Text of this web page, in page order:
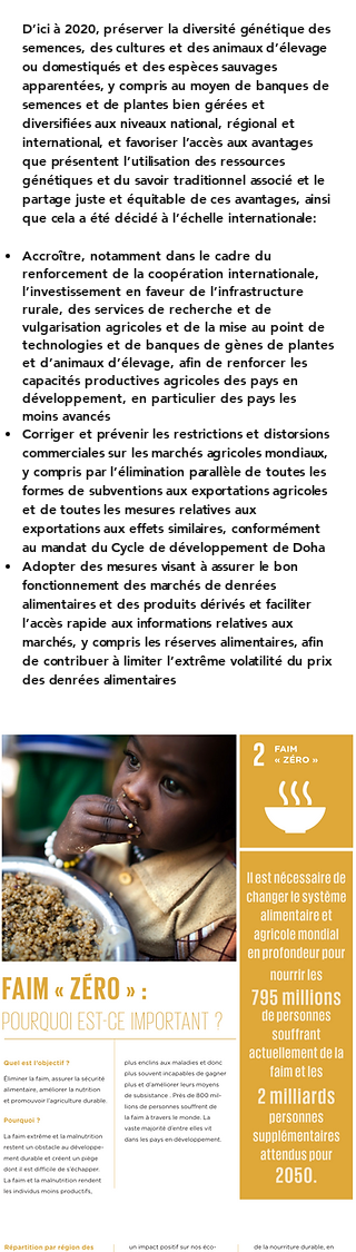
D’ici à 2020, préserver la diversité génétique des
semences, des cultures et des animaux d’élevage
ou domestiqués et des espèces sauvages
apparentées, y compris au moyen de banques de
semences et de plantes bien gérées et
diversifiées aux niveaux national, régional et
international, et favoriser l’accès aux avantages
que présentent l’utilisation des ressources
génétiques et du savoir traditionnel associé et le
partage juste et équitable de ces avantages, ainsi
que cela a été décidé à l’échelle internationale:
Accroître, notamment dans le cadre du
renforcement de la coopération internationale,
l’investissement en faveur de l’infrastructure
rurale, des services de recherche et de
vulgarisation agricoles et de la mise au point de
technologies et de banques de gènes de plantes
et d’animaux d’élevage, afin de renforcer les
capacités productives agricoles des pays en
développement, en particulier des pays les
moins avancés
Corriger et prévenir les restrictions et distorsions
commerciales sur les marchés agricoles mondiaux,
y compris par l’élimination parallèle de toutes les
formes de subventions aux exportations agricoles
et de toutes les mesures relatives aux
exportations aux effets similaires, conformément
au mandat du Cycle de développement de Doha
Adopter des mesures visant à assurer le bon
fonctionnement des marchés de denrées
alimentaires et des produits dérivés et faciliter
l’accès rapide aux informations relatives aux
marchés, y compris les réserves alimentaires, afin
de contribuer à limiter l’extrême volatilité du prix
des denrées alimentaires